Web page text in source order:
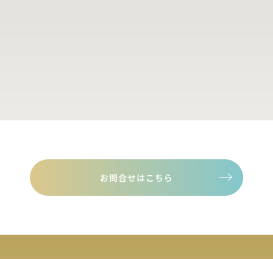
お問合せはこちら